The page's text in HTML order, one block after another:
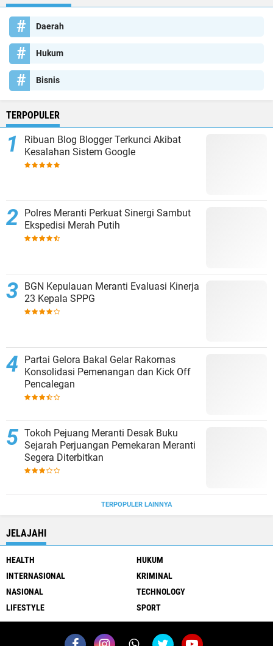
Daerah
Hukum
Bisnis
TERPOPULER
Ribuan Blog Blogger Terkunci Akibat
Kesalahan Sistem Google
Polres Meranti Perkuat Sinergi Sambut
Ekspedisi Merah Putih
BGN Kepulauan Meranti Evaluasi Kinerja
23 Kepala SPPG
Partai Gelora Bakal Gelar Rakornas
Konsolidasi Pemenangan dan Kick Off
Pencalegan
Tokoh Pejuang Meranti Desak Buku
Sejarah Perjuangan Pemekaran Meranti
Segera Diterbitkan
TERPOPULER LAINNYA
JELAJAHI
HEALTH
HUKUM
INTERNASIONAL
KRIMINAL
NASIONAL
TECHNOLOGY
LIFESTYLE
SPORT